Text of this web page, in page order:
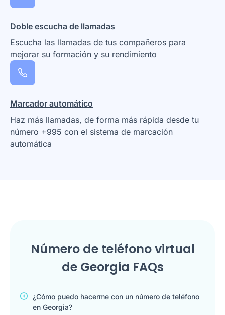
Doble escucha de llamadas
Escucha las llamadas de tus compañeros para
mejorar su formación y su rendimiento
Marcador automático
Haz más llamadas, de forma más rápida desde tu
número +995 con el sistema de marcación
automática
Número de teléfono virtual
de Georgia FAQs
¿Cómo puedo hacerme con un número de teléfono
en Georgia?